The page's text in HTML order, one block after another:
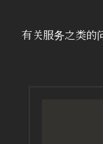
有关服务之类的